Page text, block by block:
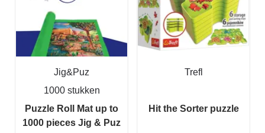
Jig&Puz
1000 stukken
Puzzle Roll Mat up to
1000 pieces Jig & Puz
Trefl
Hit the Sorter puzzle